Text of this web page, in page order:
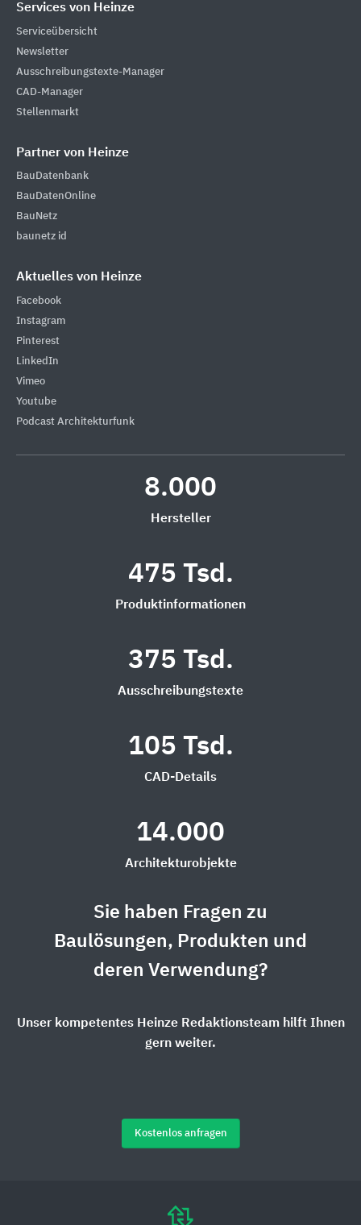
Services von Heinze
Serviceübersicht
Newsletter
Ausschreibungstexte-Manager
CAD-Manager
Stellenmarkt
Partner von Heinze
BauDatenbank
BauDatenOnline
BauNetz
baunetz id
Aktuelles von Heinze
Facebook
Instagram
Pinterest
LinkedIn
Vimeo
Youtube
Podcast Architekturfunk
8.000
Hersteller
475 Tsd.
Produktinformationen
375 Tsd.
Ausschreibungstexte
105 Tsd.
CAD-Details
14.000
Architekturobjekte
Sie haben Fragen zu
Baulösungen, Produkten und
deren Verwendung?
Unser kompetentes Heinze Redaktionsteam hilft Ihnen
gern weiter.
Kostenlos anfragen